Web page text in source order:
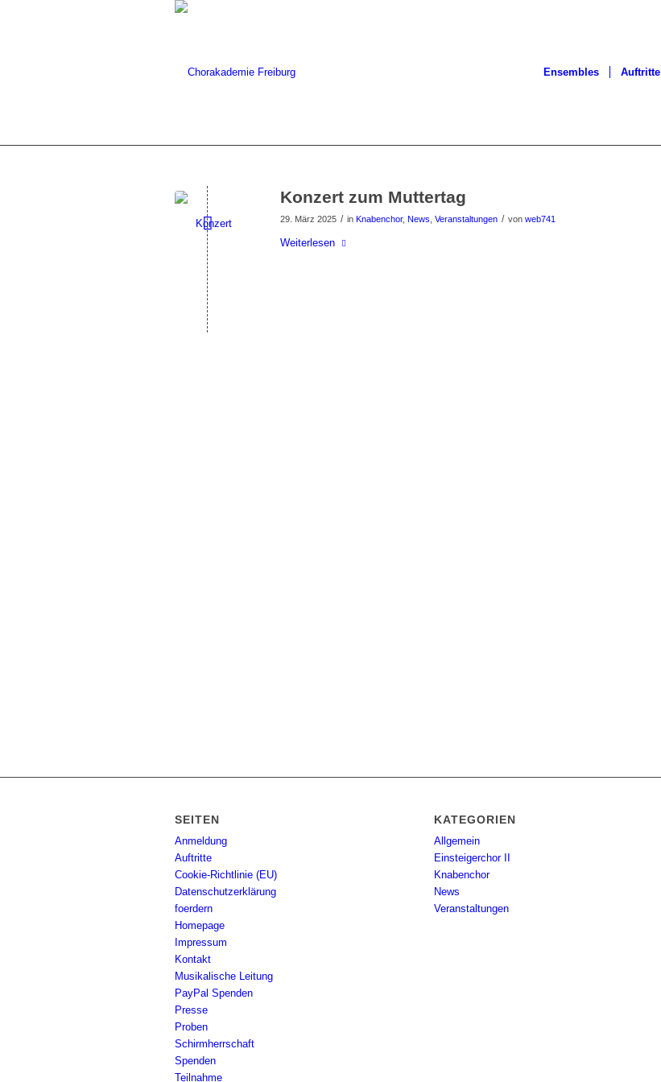
Ensembles Auftritte
Konzert zum Muttertag
29. März 2025 / in Knabenchor, News Veranstaltungen / von web741
Weiterlesen
SEITEN
Anmeldung
Auftritte
Cookie-Richtlinie (EU)
Datenschutzerklärung
foerdern
Homepage
Impressum
Kontakt
Musikalische Leitung
PayPal Spenden
Presse
Proben
Schirmherrschaft
Spenden
Teilnahme
KATEGORIEN
Allgemein
Einsteigerchor II
Knabenchor
News
Veranstaltungen